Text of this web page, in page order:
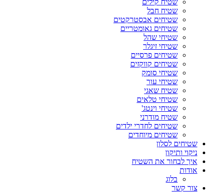
שטיח קילים
שטיח חבל
שטיחים אבסטרקטים
שטיחים גאומטריים
שטיחי שהל
שטיחי זיגלר
שטיחים פרסיים
שטיחים קווקזים
שטיחי סומק
שטיחי עור
שטיח שאגי
שטיחי טלאים
שטיחי וינטג'
שטיח מודרני
שטיחים לחדרי ילדים
שטיחים מיוחדים
שטיחים לסלון
ניקוי ותיקון
איך לבחור את השטיח
אודות
בלוג
צור קשר